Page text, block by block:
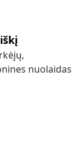
nuolaidas